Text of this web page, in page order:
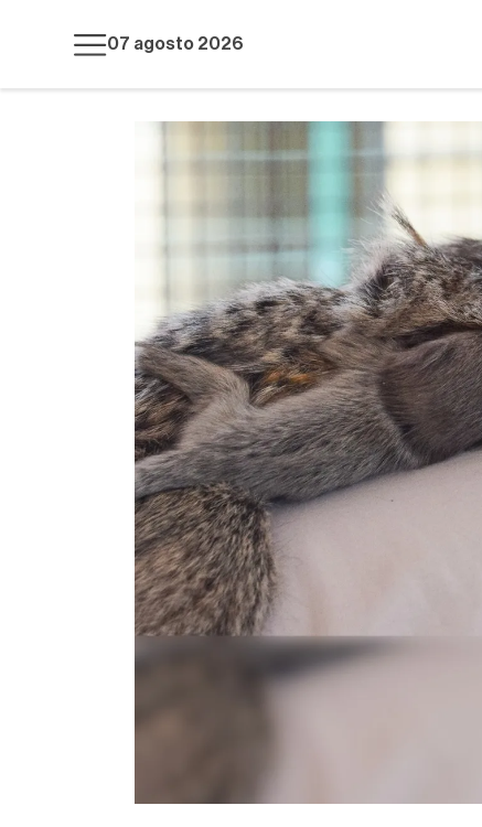
07 agosto 2026